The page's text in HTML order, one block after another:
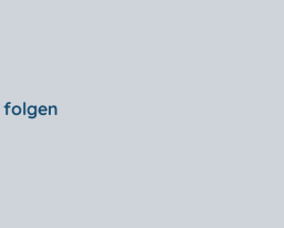
folgen